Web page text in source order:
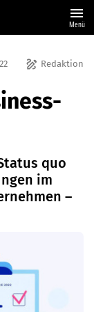
menu
Menü
draw Redaktion
quo
im
–